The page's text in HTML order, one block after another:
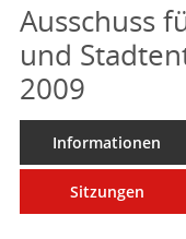
Ausschuss
und
2009
Informationen
Sitzungen